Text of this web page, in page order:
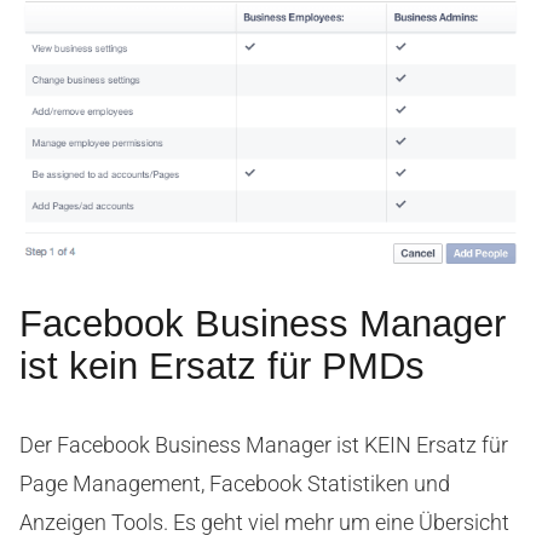
Facebook Business Manager
ist kein Ersatz für PMDs
Der Facebook Business Manager ist KEIN Ersatz für
Page Management, Facebook Statistiken und
Anzeigen Tools. Es geht viel mehr um eine Übersicht